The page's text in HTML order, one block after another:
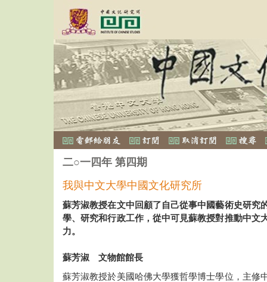
二○一四年 第四期
我與中文大學中國文化研究所
蘇芳淑教授在文中回顧了自己從事中國藝術史研究
學、研究和行政工作，從中可見蘇教授對推動中文
力。
蘇芳淑 文物館館長
蘇芳淑教授於美國哈佛大學獲哲學博士學位，主修